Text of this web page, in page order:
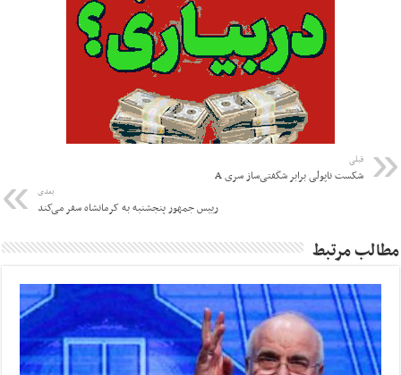
قبلی
شکست ناپولی برابر شگفتی‌ساز سری A
بعدی
رییس جمهور پنجشنبه به کرمانشاه سفر می‌کند
مطالب مرتبط